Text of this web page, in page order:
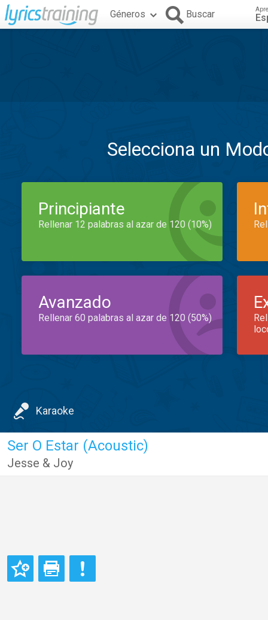
Géneros Buscar
Selecciona un
Principiante
Rellenar 12 palabras al azar de 120 (10%)
Avanzado
Rellenar 60 palabras al azar de 120 (50%)
Karaoke
Ser O Estar (Acoustic)
Jesse & Joy